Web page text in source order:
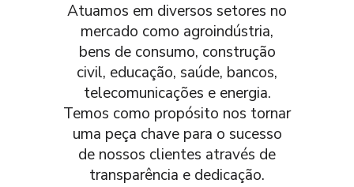
Atuamos em diversos setores no
mercado como agroindústria,
bens de consumo, construção
civil, educação, saúde, bancos,
telecomunicações e energia.
Temos como propósito nos tornar
uma peça chave para o sucesso
de nossos clientes através de
transparência e dedicação.